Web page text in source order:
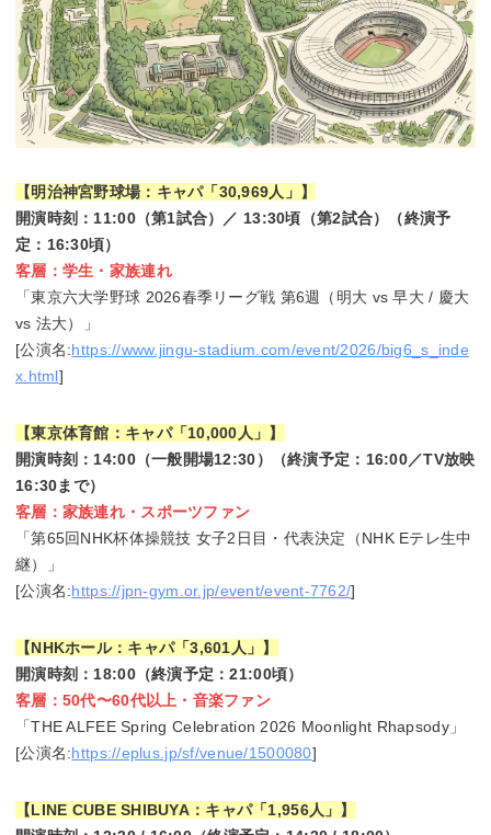
【明治神宮野球場：キャパ「30,969人」】
開演時刻：11:00（第1試合）／ 13:30頃（第2試合）（終演予
定：16:30頃）
客層：学生・家族連れ
「東京六大学野球 2026春季リーグ戦 第6週（明大 vs 早大 / 慶大
vs 法大）」
[公演名:https://www.jingu-stadium.com/event/2026/big6_s_inde
x.html]
【東京体育館：キャパ「10,000人」】
開演時刻：14:00（一般開場12:30）（終演予定：16:00／TV放映
16:30まで）
客層：家族連れ・スポーツファン
「第65回NHK杯体操競技 女子2日目・代表決定（NHK Eテレ生中
継）」
[公演名:https://jpn-gym.or.jp/event/event-7762/]
【NHKホール：キャパ「3,601人」】
開演時刻：18:00（終演予定：21:00頃）
客層：50代〜60代以上・音楽ファン
「THE ALFEE Spring Celebration 2026 Moonlight Rhapsody」
[公演名:https://eplus.jp/sf/venue/1500080]
【LINE CUBE SHIBUYA：キャパ「1,956人」】